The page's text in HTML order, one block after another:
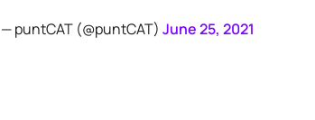
— puntCAT (@puntCAT) June 25, 2021